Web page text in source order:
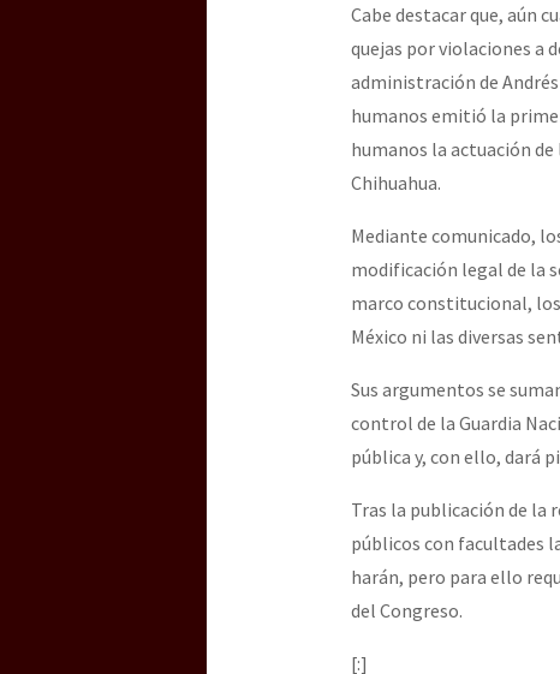
Cabe destacar que, aún
quejas por violaciones a
administración de
humanos emitió la
humanos la actuación
Chihuahua.
Mediante comunicado,
modificación legal de la
marco constitucional,
México ni las diversas
Sus argumentos se
control de la Guardia
pública y, con ello, dará
Tras la publicación de la
públicos con facultades
harán, pero para ello
del Congreso.
[:]